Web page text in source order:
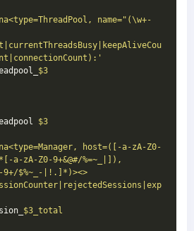
name="(\w+-
$3
$3
host=([-a-zA-Z0-
a-zA-Z0-9+&@#/%=~_|]),
$%~_-|!.]*)><>
$3_total